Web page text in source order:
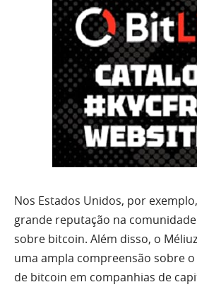
Nos Estados Unidos, por
grande reputação na
sobre bitcoin. Além disso, o
uma ampla compreensão sobre
de bitcoin em companhias de